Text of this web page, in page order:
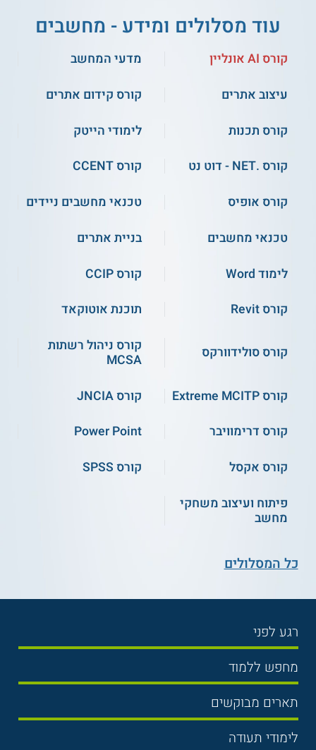
עוד מסלולים ומידע - מחשבים
קורס AI אונליין
מדעי המחשב
עיצוב אתרים
קורס קידום אתרים
קורס תכנות
לימודי הייטק
קורס .NET - דוט נט
קורס CCENT
קורס אופיס
טכנאי מחשבים ניידים
טכנאי מחשבים
בניית אתרים
לימוד Word
קורס CCIP
קורס Revit
תוכנת אוטוקאד
קורס סולידוורקס
קורס ניהול רשתות
MCSA
קורס Extreme MCITP
קורס JNCIA
קורס דרימוויבר
Power Point
קורס אקסל
קורס SPSS
פיתוח ועיצוב משחקי
מחשב
כל המסלולים
רגע לפני
בחירת לימודים
תנאי קבלה
שכר לימוד
אוניברסיטה
מחפש ללמוד
תואר ראשון
תואר שני
תארים מבוקשים
משפטים
לימודי תעודה